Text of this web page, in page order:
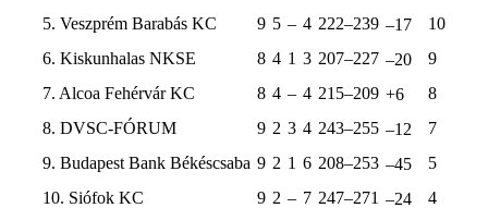
5. Veszprém Barabás KC
9 5 – 4 222–239 –17
10
6. Kiskunhalas NKSE
8 4 1 3 207–227 –20
9
7. Alcoa Fehérvár KC
8 4 – 4 215–209 +6
8
8. DVSC-FÓRUM
9 2 3 4 243–255 –12
7
9. Budapest Bank Békéscsaba 9 2 1 6 208–253 –45
5
10. Siófok KC
9 2 – 7 247–271 –24
4